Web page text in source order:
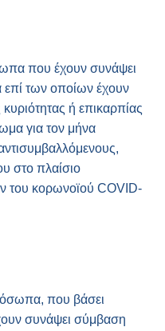
που έχουν συνάψει
των οποίων έχουν
ή επικαρπίας
για τον μήνα
στο πλαίσιο
του κορωνοϊού COVID-
που βάσει
συνάψει σύμβαση